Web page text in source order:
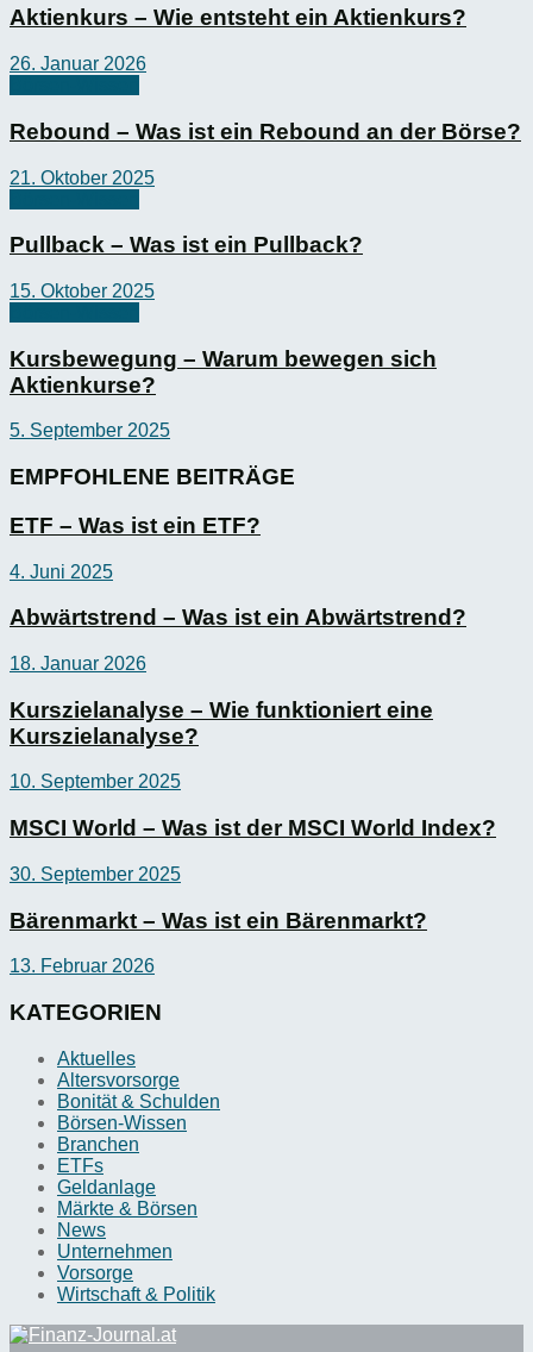
Aktienkurs – Wie entsteht ein Aktienkurs?
26. Januar 2026
Rebound – Was ist ein Rebound an der Börse?
21. Oktober 2025
Pullback – Was ist ein Pullback?
15. Oktober 2025
Kursbewegung – Warum bewegen sich
Aktienkurse?
5. September 2025
EMPFOHLENE BEITRÄGE
ETF – Was ist ein ETF?
4. Juni 2025
Abwärtstrend – Was ist ein Abwärtstrend?
18. Januar 2026
Kurszielanalyse – Wie funktioniert eine
Kurszielanalyse?
10. September 2025
MSCI World – Was ist der MSCI World Index?
30. September 2025
Bärenmarkt – Was ist ein Bärenmarkt?
13. Februar 2026
KATEGORIEN
Aktuelles
Altersvorsorge
Bonität & Schulden
Börsen-Wissen
Branchen
ETFs
Geldanlage
Märkte & Börsen
News
Unternehmen
Vorsorge
Wirtschaft & Politik